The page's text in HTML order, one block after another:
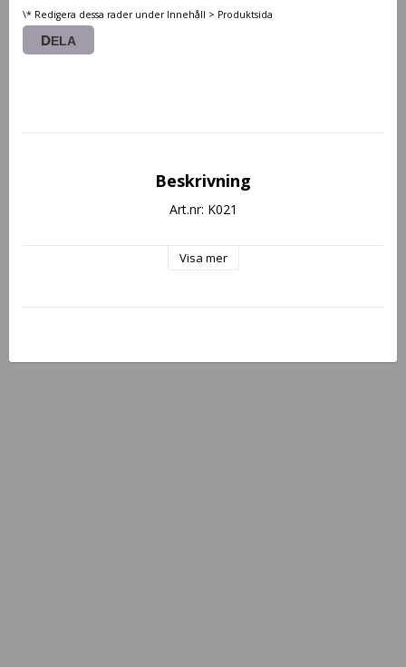
\* Redigera dessa rader under Innehåll > Produktsida
DELA
Beskrivning
Art.nr: K021
Visa mer